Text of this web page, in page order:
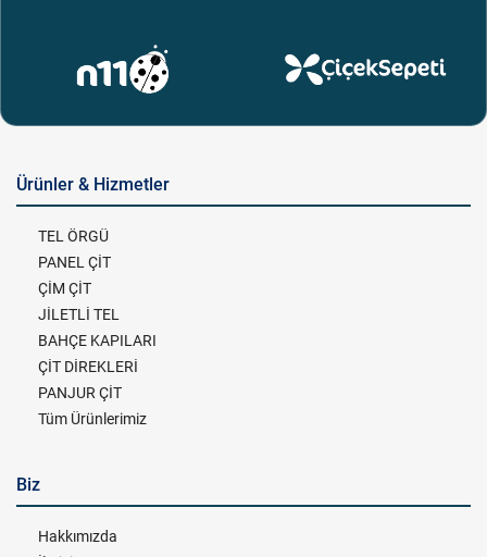
Ürünler & Hizmetler
TEL ÖRGÜ
PANEL ÇİT
ÇİM ÇİT
JİLETLİ TEL
BAHÇE KAPILARI
ÇİT DİREKLERİ
PANJUR ÇİT
Tüm Ürünlerimiz
Biz
Hakkımızda